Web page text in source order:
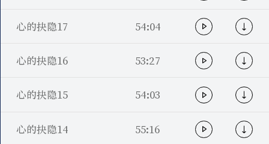
心的抉隐17 54:04
心的抉隐16 53:27
心的抉隐15 54:03
心的抉隐14 55:16